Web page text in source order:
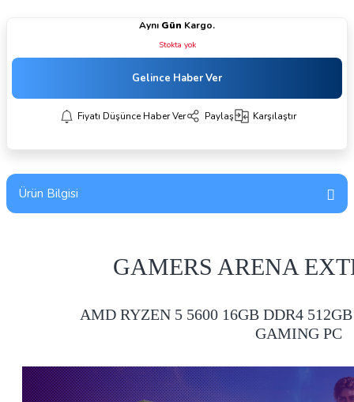
Aynı Gün Kargo.
Stokta yok
Gelince Haber Ver
Fiyatı Düşünce Haber Ver Paylaş Karşılaştır
Ürün Bilgisi
GAMERS ARENA
AMD RYZEN 5 5600 16GB DDR4
GAMING PC